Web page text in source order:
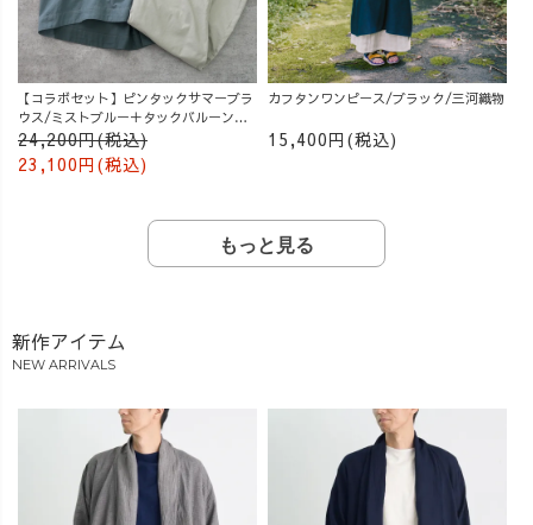
【コラボセット】ピンタックサマーブラ
ウス/ミストブルー＋タックバルーンパ
ンツ/グレージュ
24,200円(税込)
23,100円(税込)
カフタンワンピース/ブラック/三河織物
15,400円(税込)
もっと見る
新作アイテム
NEW ARRIVALS